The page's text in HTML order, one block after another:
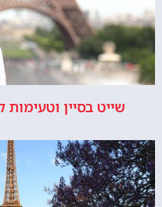
שייט בסיין